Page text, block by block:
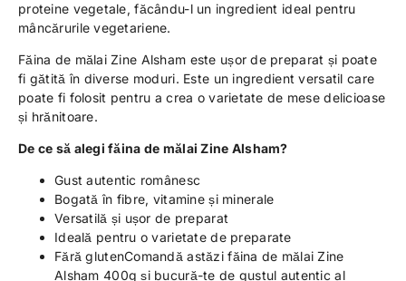
proteine ​​vegetale, făcându-l un ingredient ideal pentru
mâncărurile vegetariene.
Făina de mălai Zine Alsham este ușor de preparat și poate
fi gătită în diverse moduri. Este un ingredient versatil care
poate fi folosit pentru a crea o varietate de mese delicioase
și hrănitoare.
De ce să alegi făina de mălai Zine Alsham?
Gust autentic românesc
Bogată în fibre, vitamine și minerale
Versatilă și ușor de preparat
Ideală pentru o varietate de preparate
Fără glutenComandă astăzi făina de mălai Zine
Alsham 400g și bucură-te de gustul autentic al